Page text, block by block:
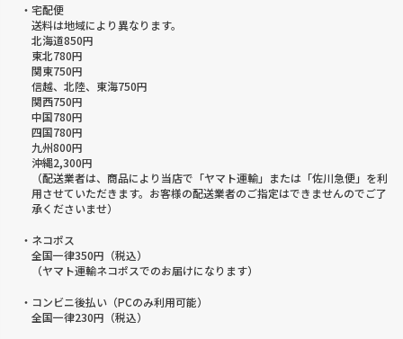
・宅配便
送料は地域により異なります。
北海道850円
東北780円
関東750円
信越、北陸、東海750円
関西750円
中国780円
四国780円
九州800円
沖縄2,300円
（配送業者は、商品により当店で「ヤマト運輸」または「佐川急便」を利
用させていただきます。お客様の配送業者のご指定はできませんのでご了
承くださいませ）
・ネコポス
全国一律350円（税込）
（ヤマト運輸ネコポスでのお届けになります）
・コンビニ後払い（PCのみ利用可能）
全国一律230円（税込）